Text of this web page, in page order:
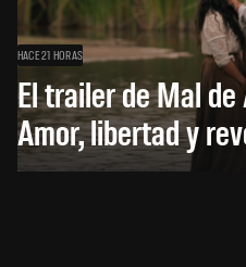
HACE 21 HORAS
El trailer de Mal
Amor, libertad y